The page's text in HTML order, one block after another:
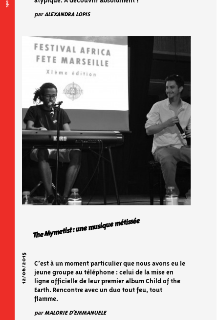
parALEXANDRA LOPIS
The Mymetist : une musique métissée
12/06/2015
C’est à un moment particulier que nous avons eu le
jeune groupe au téléphone : celui de la mise en
ligne officielle de leur premier album Child of the
Earth. Rencontre avec un duo tout feu, tout
flamme.
parMALORIE D'EMMANUELE